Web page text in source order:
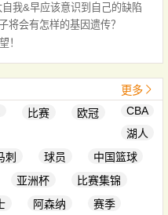
我&早应该意识到自己的缺陷
将会有怎样的基因遗传？
！
更多
比赛 欧冠
CBA
湖人
刺 球员
中国篮球
亚洲杯
比赛集锦
阿森纳
赛季